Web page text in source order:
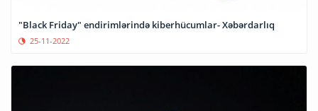
"Black Friday" endirimlərində kiberhücumlar- Xəbərdarlıq
25-11-2022